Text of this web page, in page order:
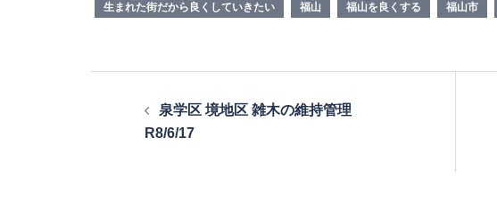
生まれた街だから良くしていきたい
福山 福山を良くする 福山市
泉学区 境地区 雑木の維持管理
R8/6/17